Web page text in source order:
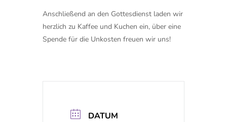
Anschließend an den Gottesdienst laden wir
herzlich zu Kaffee und Kuchen ein, über eine
Spende für die Unkosten freuen wir uns!
DATUM